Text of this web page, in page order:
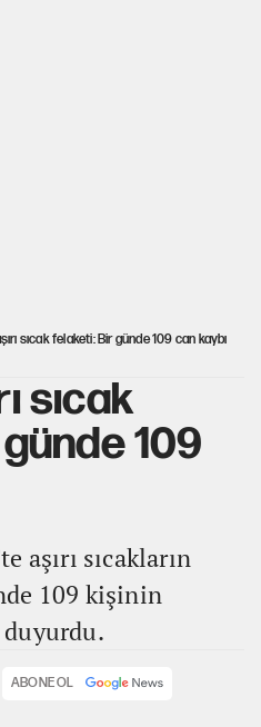
sıcak felaketi: Bir günde 109 can kaybı
sıcak
109
aşırı sıcakların
109 kişinin
ABONE OL